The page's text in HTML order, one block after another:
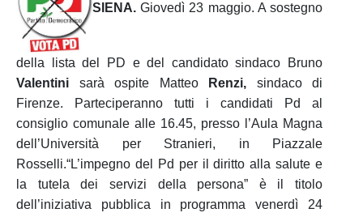
SIENA. Giovedì 23 maggio. A sostegno
della lista del PD e del candidato sindaco Bruno
Valentini sarà ospite Matteo Renzi, sindaco di
Firenze. Parteciperanno tutti i candidati Pd al
consiglio comunale alle 16.45, presso l’Aula Magna
dell’Università per Stranieri, in Piazzale
Rosselli.“L’impegno del Pd per il diritto alla salute e
la tutela dei servizi della persona” è il titolo
dell’iniziativa pubblica in programma venerdì 24